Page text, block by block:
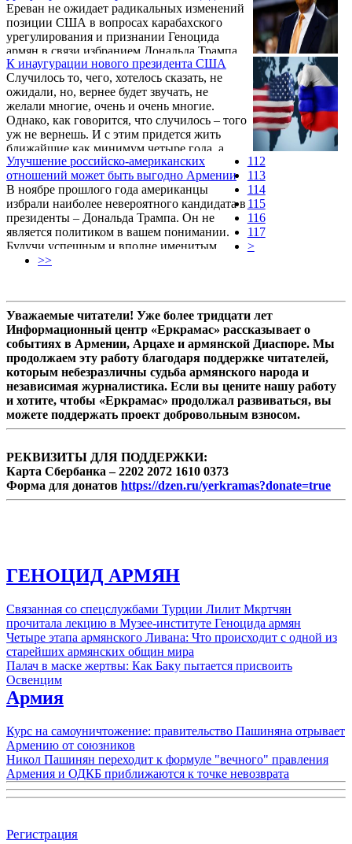
Барака Обамы пыталась игнорировать.
Ереван не ожидает радикальных изменений
позиции США в вопросах карабахского
урегулирования и признании Геноцида
армян в связи избранием Дональда Трампа
главой государства, сказал в четверг
журналистам заместитель министра
иностранных дел Армении Шаварш
Кочарян.
К инаугурации нового президента США
Случилось то, чего, хотелось сказать, не
ожидали, но, вернее будет звучать, не
желали многие, очень и очень многие.
Однако, как говорится, что случилось – того
уж не вернешь. И с этим придется жить
ближайшие как минимум четыре года, а
может, и все восемь, вопреки прогнозам
современных политологических оракулов,
вопреки тому, что некоторые скептики
наверняка пожелали бы поспорить с
автором по вопросам импичмента
новоизбранного президента США. Однако
сейчас, думается, более важно по
возможности глубже ...
Улучшение российско-американских
отношений может быть выгодно Армении
В ноябре прошлого года американцы
избрали наиболее невероятного кандидата в
президенты – Дональда Трампа. Он не
является политиком в вашем понимании.
Будучи успешным и вполне именитым
бизнесменом, он привык говорить речи
президентства Трампа, можно ожидать
резких поворотов как во внутренней, так и
внешней политике. Президент Трамп уже
пересмотрел свои позиции по ряду
предвыборных обещаний: депортация
нелегальных мигрантов, возведение ...
112
113
114
115
116
117
>
>>
Уважаемые читатели! Уже более тридцати лет
Информационный центр «Еркрамас» рассказывает о
событиях в Армении, Арцахе и армянской Диаспоре. Мы
продолжаем эту работу благодаря поддержке читателей,
которым небезразличны судьба армянского народа и
независимая журналистика. Если вы цените нашу работу
и хотите, чтобы «Еркрамас» продолжал развиваться, вы
можете поддержать проект добровольным взносом.
РЕКВИЗИТЫ ДЛЯ ПОДДЕРЖКИ:
Карта Сбербанка – 2202 2072 1610 0373
Форма для донатов https://dzen.ru/yerkramas?donate=true
ГЕНОЦИД АРМЯН
Связанная со спецслужбами Турции Лилит Мкртчян
прочитала лекцию в Музее-институте Геноцида армян
Четыре этапа армянского Ливана: Что происходит с одной из
старейших армянских общин мира
Палач в маске жертвы: Как Баку пытается присвоить
Освенцим
Армия
Курс на самоуничтожение: правительство Пашиняна отрывает
Армению от союзников
Никол Пашинян переходит к формуле "вечного" правления
Армения и ОДКБ приближаются к точке невозврата
Регистрация